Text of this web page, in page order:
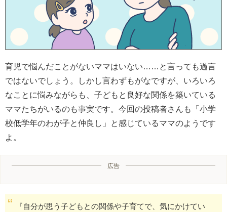
育児で悩んだことがないママはいない……と言っても過言
ではないでしょう。しかし言わずもがなですが、いろいろ
なことに悩みながらも、子どもと良好な関係を築いている
ママたちがいるのも事実です。今回の投稿者さんも「小学
校低学年のわが子と仲良し」と感じているママのようです
よ。
広告
『自分が思う子どもとの関係や子育てで、気にかけてい